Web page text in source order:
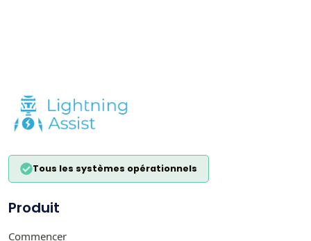
Tous les systèmes opérationnels
Produit
Commencer